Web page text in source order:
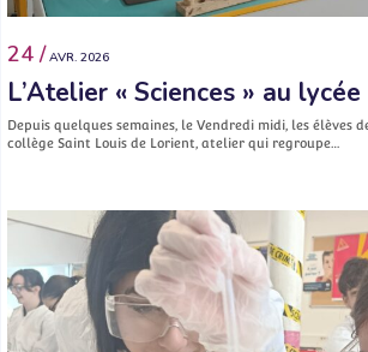
24 / AVR. 2026
L’Atelier « Sciences » au lycée
Depuis quelques semaines, le Vendredi midi, les élèves
collège Saint Louis de Lorient, atelier qui regroupe…